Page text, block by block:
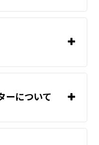
ーについて